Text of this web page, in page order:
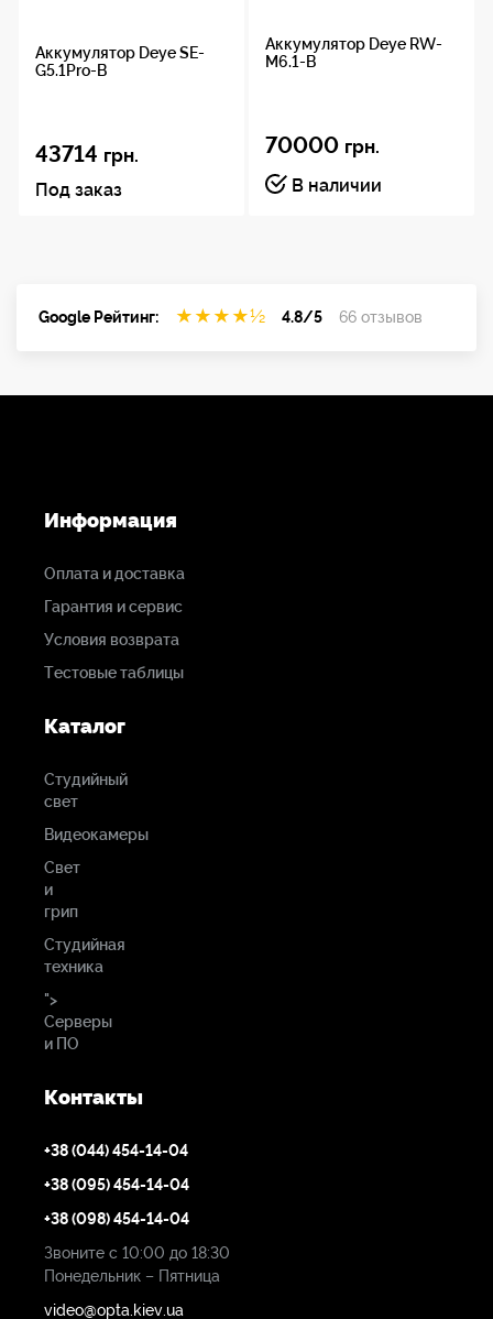
Интерйесы
Циклы
Аккумулятор Deye SE-
G5.1Pro-B
43714 грн.
Под заказ
Аккумулятор Deye RW-
M6.1-B
70000 грн.
В наличии
Google Рейтинг: ★ ★ ★ ★½ 4.8/5 66 отзывов
Информация
Оплата и доставка
Гарантия и сервис
Условия возврата
Тестовые таблицы
Каталог
Студийный
свет
Видеокамеры
Свет
и
грип
Студийная
техника
">
Серверы
и ПО
Контакты
+38 (044) 454-14-04
+38 (095) 454-14-04
+38 (098) 454-14-04
Звоните с 10:00 до 18:30
Понедельник – Пятница
video@opta.kiev.ua